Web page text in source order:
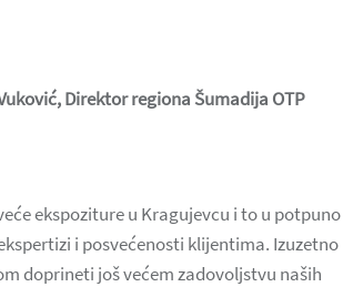
Direktor regiona Šumadija OTP
ekspoziture u Kragujevcu i to u potpuno
i posvećenosti klijentima. Izuzetno
doprineti još većem zadovoljstvu naših